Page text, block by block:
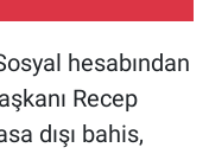
hesabından
Recep
dışı bahis,